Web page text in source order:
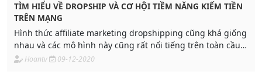
TÌM HIỂU VỀ DROPSHIP VÀ CƠ HỘI TIỀM NĂNG KIẾM TIỀN
TRÊN MẠNG
Hình thức affiliate marketing dropshipping cũng khá giống
nhau và các mô hình này cũng rất nổi tiếng trên toàn cầu.
Đây là hình thức kiếm tiền online đầy tiềm năng, bài viết
Hoantv 09-12-2020